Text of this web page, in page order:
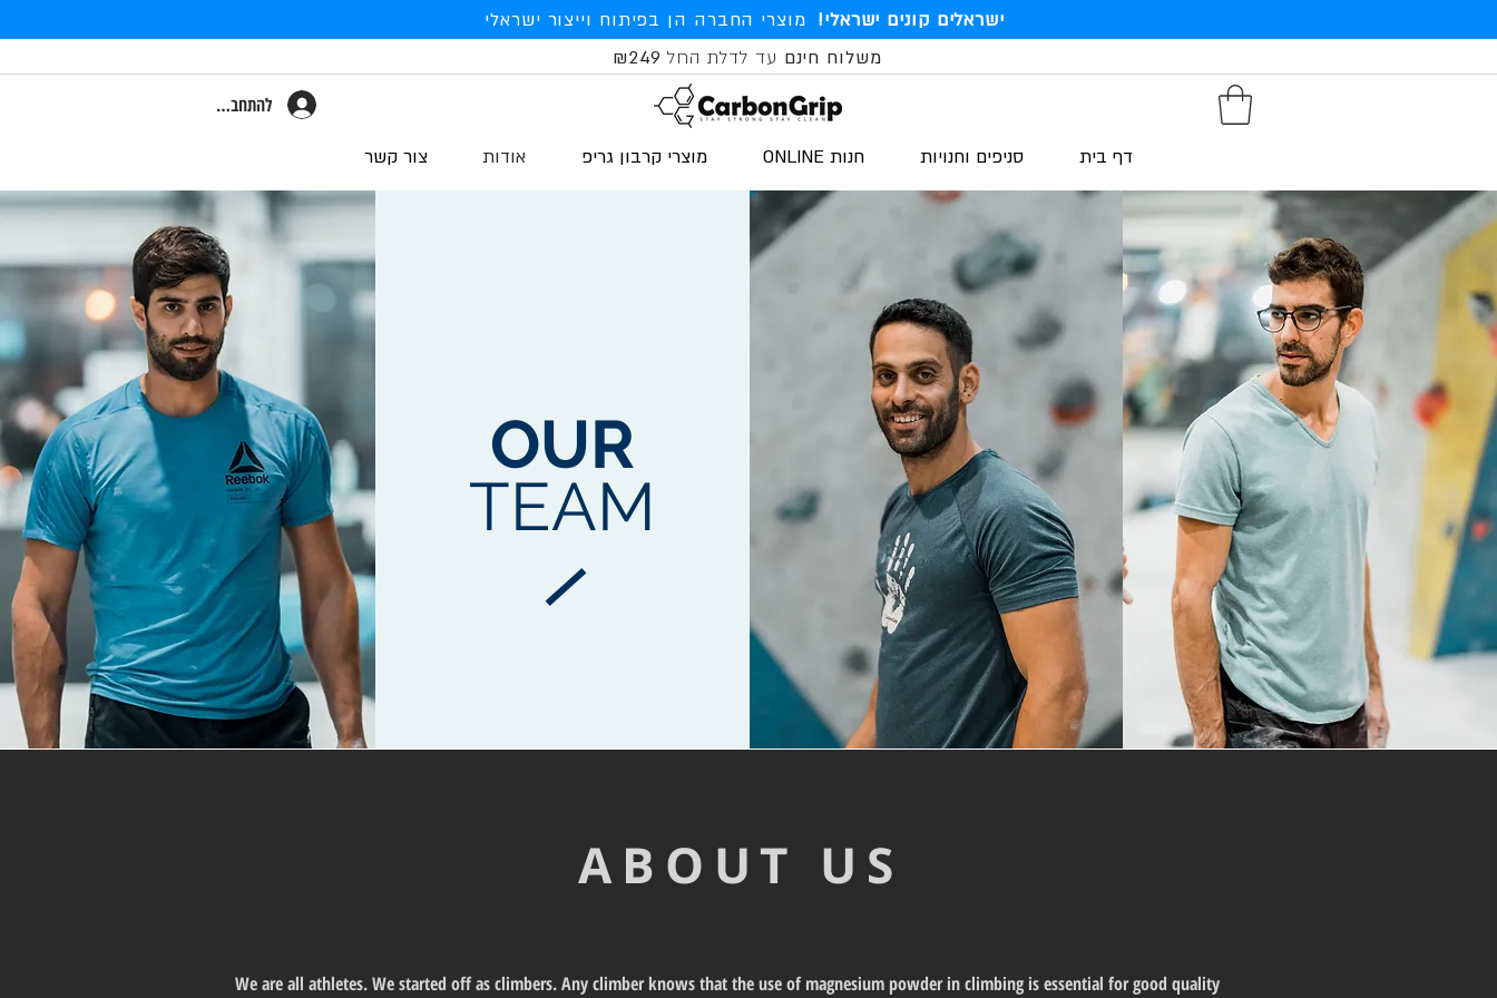
מוצרי החברה הן בפיתוח וייצור ישראלי ישראלים קונים ישראלי!
משלוח חינם עד לדלת החל ₪249
להתחברות
דף בית סניפים וחנויות חנות ONLINE מוצרי קרבון גריפ אודות צור קשר
OUR
TEAM
ABOUT US
We are all athletes. We started off as climbers. Any climber knows that the use of magnesium powder in climbing is essential for good quality